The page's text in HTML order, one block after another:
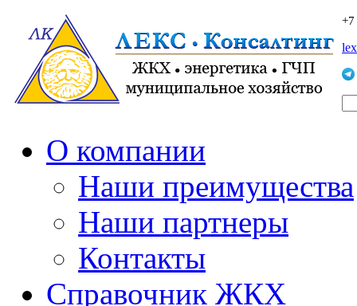
О компании
Наши преимущества
Наши партнеры
Контакты
Справочник ЖКХ